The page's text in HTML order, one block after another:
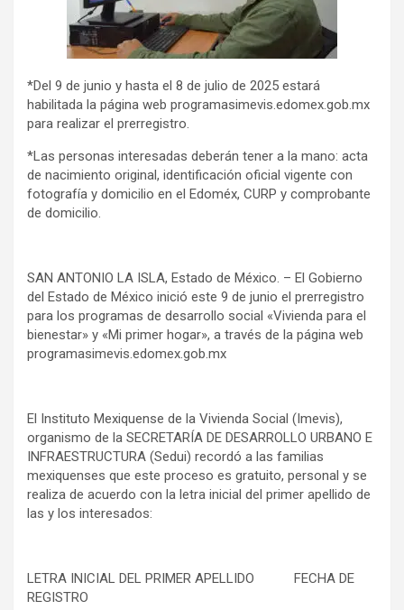
*Del 9 de junio y hasta el 8 de julio de 2025 estará
habilitada la página web programasimevis.edomex.gob.mx
para realizar el prerregistro.
*Las personas interesadas deberán tener a la mano: acta
de nacimiento original, identificación oficial vigente con
fotografía y domicilio en el Edoméx, CURP y comprobante
de domicilio.
SAN ANTONIO LA ISLA, Estado de México. – El Gobierno
del Estado de México inició este 9 de junio el prerregistro
para los programas de desarrollo social «Vivienda para el
bienestar» y «Mi primer hogar», a través de la página web
programasimevis.edomex.gob.mx
El Instituto Mexiquense de la Vivienda Social (Imevis),
organismo de la SECRETARÍA DE DESARROLLO URBANO E
INFRAESTRUCTURA (Sedui) recordó a las familias
mexiquenses que este proceso es gratuito, personal y se
realiza de acuerdo con la letra inicial del primer apellido de
las y los interesados:
LETRA INICIAL DEL PRIMER APELLIDO FECHA DE
REGISTRO